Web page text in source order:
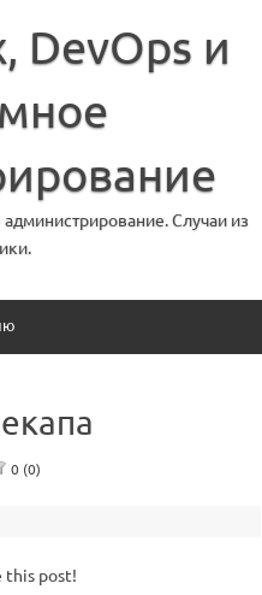
DevOps и
Случаи из
0 (0)
this post!